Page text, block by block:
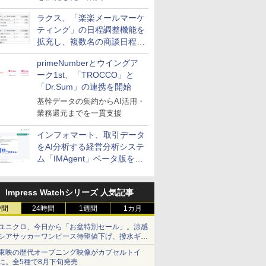
送信防止アドインサービス」
を提供
ラクス、「楽楽メールマーケ
ティング」の日程調整機能を
拡充し、複数名の商談日程調
整を効率化
primeNumberとウイングア
ーク1st、「TROCCO」と
「Dr.Sum」の連携を開始
基幹データの集約からAI活用・
業務還元までを一貫支援
インフォマート、取引データ
をAI分析する経営分析システ
ム「IMAgent」ベータ版を提
Impress Watchシリーズ 人気記事
24時間 1週間 1カ月
ニクロ、今日から「お盆特別セール」。涼感
アサッカーワンピース待望値下げ、撥水ギア
ョーツは1990円に
映の歴代オープニング映像がカプセルトイ
。全5種で8月下旬発売